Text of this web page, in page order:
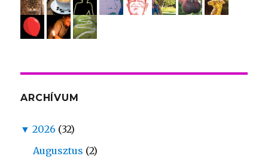
ARCHÍVUM
▼ 2026 (32)
Augusztus (2)